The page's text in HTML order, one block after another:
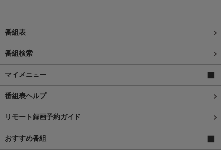
番組表
番組検索
マイメニュー
番組表ヘルプ
リモート録画予約ガイド
おすすめ番組